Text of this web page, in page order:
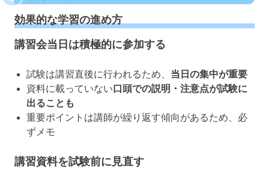
効果的な学習の進め方
講習会当日は積極的に参加する
試験は講習直後に行われるため、 当日の集中が重要
資料に載っていない 口頭での説明・注意点が試験に
出ることも
重要ポイントは講師が繰り返す傾向があるため、必
ずメモ
講習資料を試験前に見直す